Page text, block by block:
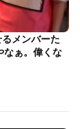
メンバーた
なぁ。偉くな